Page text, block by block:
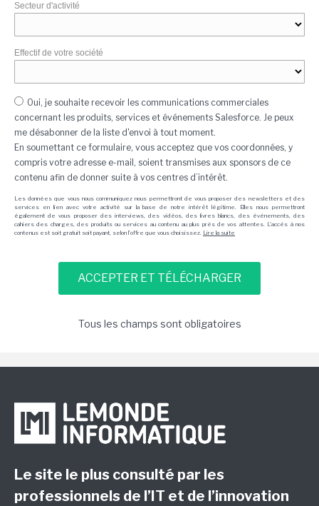
Secteur d'activité
Effectif de votre société
Oui, je souhaite recevoir les communications commerciales
concernant les produits, services et événements Salesforce. Je peux
me désabonner de la liste d'envoi à tout moment.
En soumettant ce formulaire, vous acceptez que vos coordonnées, y
compris votre adresse e-mail, soient transmises aux sponsors de ce
contenu afin de donner suite à vos centres d’intérêt.
Les données que vous nous communiquez nous permettront de vous proposer des newsletters et des
services en lien avec votre activité sur la base de notre intérêt légitime. Elles nous permettront
également de vous proposer des interviews, des vidéos, des livres blancs, des événements, des
cahiers des charges, des produits ou services au contenu au plus près de vos attentes. L'accès à nos
contenus est soit gratuit soit payant, selon l'offre que vous choisissez. Lire la suite
Tous les champs sont obligatoires
Le site le plus consulté par les
professionnels de l’IT et de l’innovation